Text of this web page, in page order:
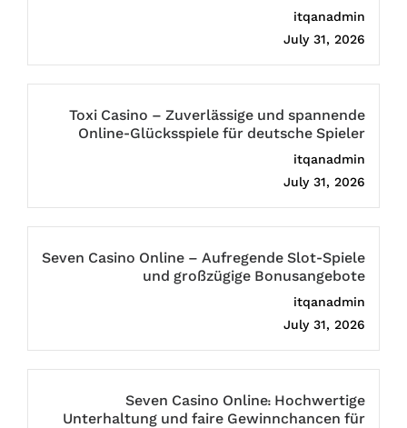
itqanadmin
July 31, 2026
Toxi Casino – Zuverlässige und spannende
Online-Glücksspiele für deutsche Spieler
itqanadmin
July 31, 2026
Seven Casino Online – Aufregende Slot-Spiele
und großzügige Bonusangebote
itqanadmin
July 31, 2026
Seven Casino Online: Hochwertige
Unterhaltung und faire Gewinnchancen für